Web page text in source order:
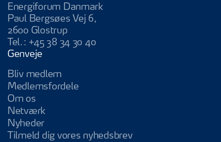
Energiforum Danmark
Paul Bergsøes Vej 6,
2600 Glostrup
Tel.: +45 38 34 30 40
Genveje
Bliv medlem
Medlemsfordele
Om os
Netværk
Nyheder
Tilmeld dig vores nyhedsbrev